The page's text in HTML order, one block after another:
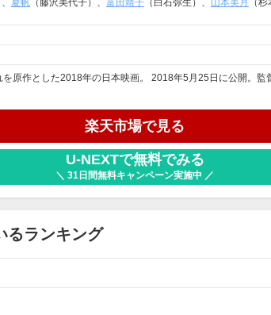
夏帆 （藤沢美代子）、 富田靖子 （白石弥生）、 山本美月
（
原作とした2018年の日本映画。 2018年5月25日に公開。監
楽天市場で見る
U-NEXTで無料でみる
＼ 31日間無料キャンペーン実施中 ／
るランキング